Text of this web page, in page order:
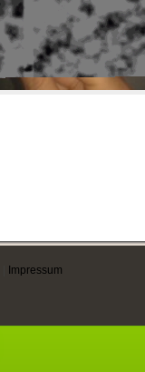
Impressum